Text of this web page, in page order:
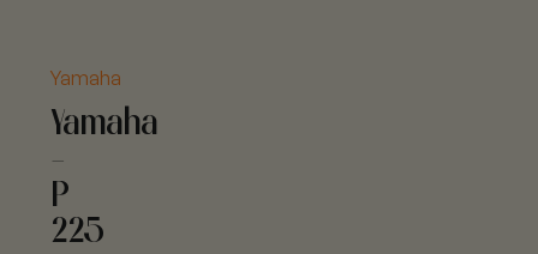
Yamaha
Yamaha
-
P
225